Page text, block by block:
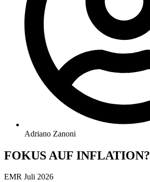
Adriano Zanoni
FOKUS AUF INFLATION?
EMR Juli 2026